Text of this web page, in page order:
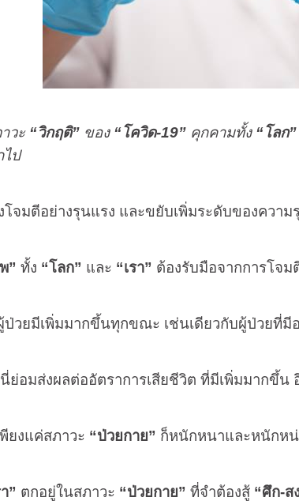
วะ “วิกฤติ” ของ “โควิด-19” คุกคามทั้ง “โลก”
ไป
โจมตีอย่างรุนแรง และขยับเพิ่มระดับของควา
” ทั้ง “โลก” และ “เรา” ต้องรับมือจากการโจม
มีเพิ่มมากขึ้นทุกขณะ เช่นเดียวกับผู้ป่วยที่มีอ
อมส่งผลต่ออัตราการเสียชีวิต ที่มีเพิ่มมากขึ้น
ยงแค่สภาวะ “ป่วยกาย” ก็หนักหนาและหนักหน่
” ตกอยู่ในสภาวะ “ป่วยกาย” ที่จำต้องสู้ “ศึก-ส